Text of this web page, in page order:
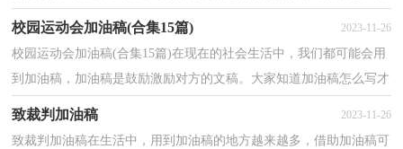
校园运动会加油稿(合集15篇) 2023-11-26
校园运动会加油稿(合集15篇)在现在的社会生活中，我们都可能会用
到加油稿，加油稿是鼓励激励对方的文稿。大家知道加油稿怎么写才
致裁判加油稿 2023-11-26
致裁判加油稿在生活中，用到加油稿的地方越来越多，借助加油稿可